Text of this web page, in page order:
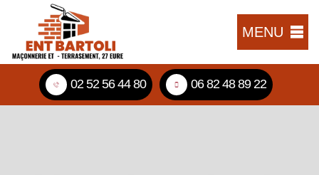
MENU
02 52 56 44 80 06 82 48 89 22